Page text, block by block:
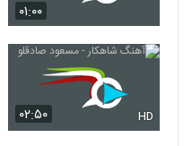
۰۱:۰۰
۰۲:۵۰ HD